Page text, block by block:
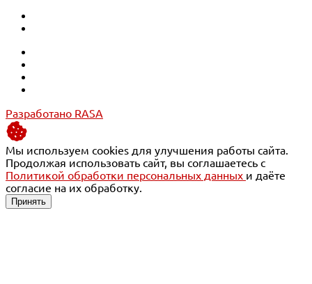
Разработано RASA
Мы используем cookies для улучшения работы сайта.
Продолжая использовать сайт, вы соглашаетесь с
Политикой обработки персональных данных и даёте
согласие на их обработку.
Принять